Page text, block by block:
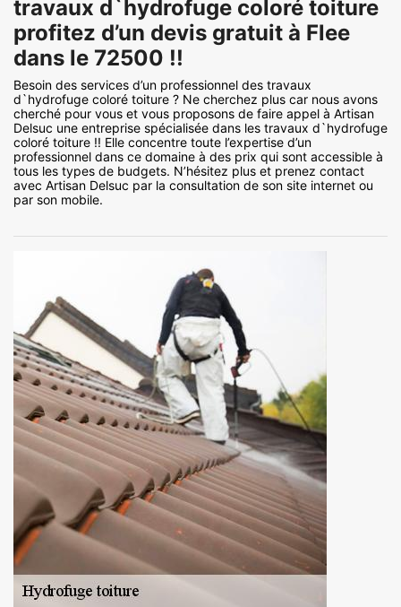
travaux d`hydrofuge coloré toiture
profitez d’un devis gratuit à Flee
dans le 72500 !!
Besoin des services d’un professionnel des travaux
d`hydrofuge coloré toiture ? Ne cherchez plus car nous avons
cherché pour vous et vous proposons de faire appel à Artisan
Delsuc une entreprise spécialisée dans les travaux d`hydrofuge
coloré toiture !! Elle concentre toute l’expertise d’un
professionnel dans ce domaine à des prix qui sont accessible à
tous les types de budgets. N’hésitez plus et prenez contact
avec Artisan Delsuc par la consultation de son site internet ou
par son mobile.